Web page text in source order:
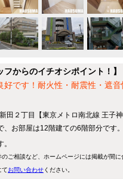
からのイチオシポイント！】
です！耐火性・耐震性・遮
２丁目【東京メトロ南北線 王子
お部屋は12階建ての6階部分です。
ご相談など、ホームページには掲載が間に
てお問い合わせください。